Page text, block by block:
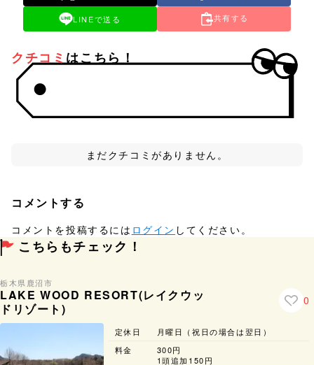
LINEで送る 共有する
クチコミ はこちら！
まだクチコミがありません。
コメントする
コメントを投稿するには ログイン してください。
こちらもチェック！
栃木県 鹿沼市
LAKE WOOD RESORT(レイクウッ
ドリゾート)
0
定休日
月曜日（祝日の場合は翌日）
料金
300円
1頭追加150円